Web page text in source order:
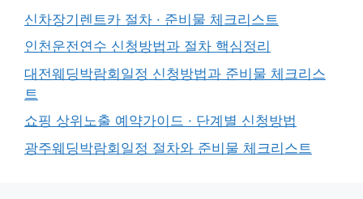
신차장기렌트카 절차 · 준비물 체크리스트
인천운전연수 신청방법과 절차 핵심정리
대전웨딩박람회일정 신청방법과 준비물 체크리스
트
쇼핑 상위노출 예약가이드 · 단계별 신청방법
광주웨딩박람회일정 절차와 준비물 체크리스트